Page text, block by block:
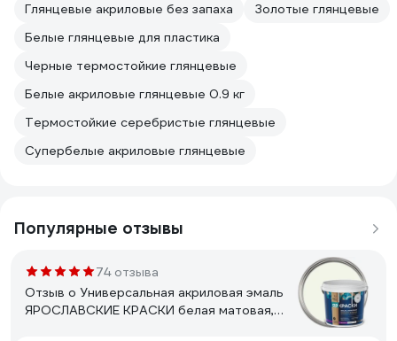
Глянцевые акриловые без запаха
Золотые глянцевые
Белые глянцевые для пластика
Черные термостойкие глянцевые
Белые акриловые глянцевые 0.9 кг
Термостойкие серебристые глянцевые
Супербелые акриловые глянцевые
Популярные отзывы
74 отзыва
Отзыв о Универсальная акриловая эмаль
ЯРОСЛАВСКИЕ КРАСКИ белая матовая,